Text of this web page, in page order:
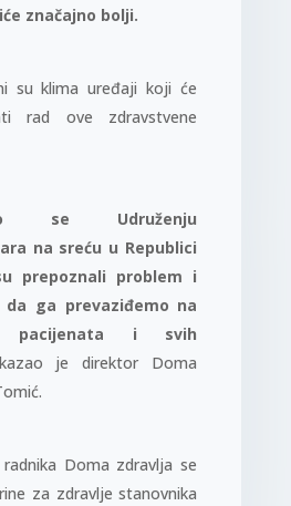
značajno bolji.
su klima uređaji koji će
rad ove zdravstvene
se Udruženju
na sreću u Republici
prepoznali problem i
ga prevaziđemo na
pacijenata i svih
je direktor Doma
Doma zdravlja se
za zdravlje stanovnika